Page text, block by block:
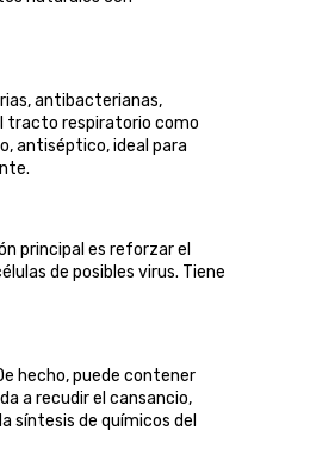
antibacterianas,
tracto respiratorio como
antiséptico, ideal para
principal es reforzar el
de posibles virus. Tiene
hecho, puede contener
a recudir el cansancio,
síntesis de químicos del